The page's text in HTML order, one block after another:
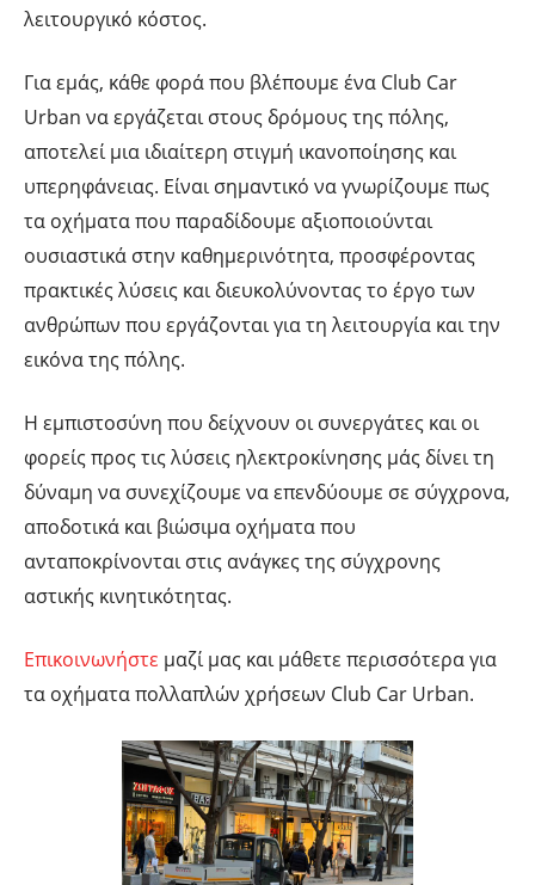
λειτουργικό κόστος.
Για εμάς, κάθε φορά που βλέπουμε ένα Club Car
Urban να εργάζεται στους δρόμους της πόλης,
αποτελεί μια ιδιαίτερη στιγμή ικανοποίησης και
υπερηφάνειας. Είναι σημαντικό να γνωρίζουμε πως
τα οχήματα που παραδίδουμε αξιοποιούνται
ουσιαστικά στην καθημερινότητα, προσφέροντας
πρακτικές λύσεις και διευκολύνοντας το έργο των
ανθρώπων που εργάζονται για τη λειτουργία και την
εικόνα της πόλης.
Η εμπιστοσύνη που δείχνουν οι συνεργάτες και οι
φορείς προς τις λύσεις ηλεκτροκίνησης μάς δίνει τη
δύναμη να συνεχίζουμε να επενδύουμε σε σύγχρονα,
αποδοτικά και βιώσιμα οχήματα που
ανταποκρίνονται στις ανάγκες της σύγχρονης
αστικής κινητικότητας.
Επικοινωνήστε μαζί μας και μάθετε περισσότερα για
τα οχήματα πολλαπλών χρήσεων Club Car Urban.